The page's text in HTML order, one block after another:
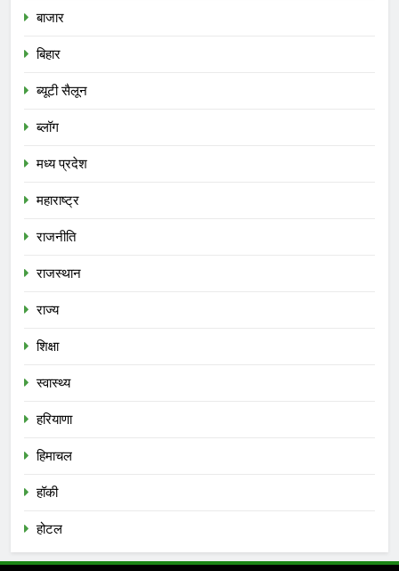
बाजार
बिहार
ब्यूटी सैलून
ब्लॉग
मध्य प्रदेश
महाराष्ट्र
राजनीति
राजस्थान
राज्य
शिक्षा
स्वास्थ्य
हरियाणा
हिमाचल
हॉकी
होटल